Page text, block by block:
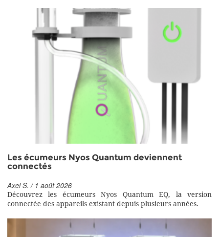
Les écumeurs Nyos Quantum deviennent
connectés
Axel S. / 1 août 2026
Découvrez les écumeurs Nyos Quantum EQ, la version
connectée des appareils existant depuis plusieurs années.